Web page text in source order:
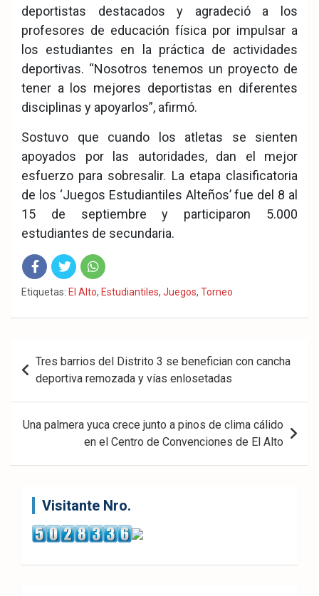
deportistas destacados y agradeció a los
profesores de educación física por impulsar a
los estudiantes en la práctica de actividades
deportivas. “Nosotros tenemos un proyecto de
tener a los mejores deportistas en diferentes
disciplinas y apoyarlos”, afirmó.
Sostuvo que cuando los atletas se sienten
apoyados por las autoridades, dan el mejor
esfuerzo para sobresalir. La etapa clasificatoria
de los ‘Juegos Estudiantiles Alteños’ fue del 8 al
15 de septiembre y participaron 5.000
estudiantes de secundaria.
Fac
eb
Twit
ter
Wha
tsA
Etiquetas: El Alto, Estudiantiles, Juegos, Torneo
Navegación
de
entradas
Tres barrios del Distrito 3 se benefician con cancha
deportiva remozada y vías enlosetadas
Una palmera yuca crece junto a pinos de clima cálido
en el Centro de Convenciones de El Alto
Visitante Nro.